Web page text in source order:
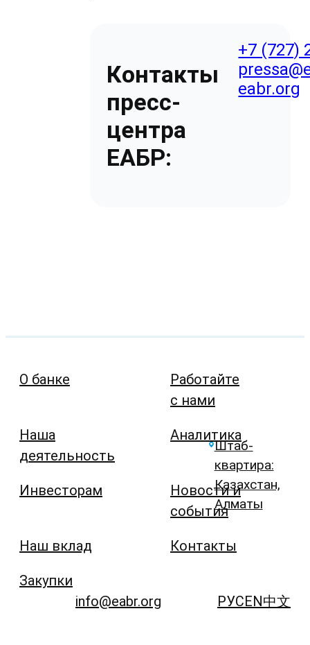
Контакты
пресс-
центра
ЕАБР:
+7 (727)
eabr.org
О банке
Наша
деятельность
Инвесторам
Наш вклад
Закупки
Работайте
с нами
Аналитика
Новости и
события
Контакты
Штаб-
квартира:
Казахстан,
Алматы
info@eabr.org РУСEN中文